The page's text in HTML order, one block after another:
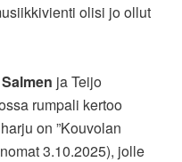
olisi jo ollut
ja Teijo
rumpali kertoo
on ”Kouvolan
3.10.2025), jolle